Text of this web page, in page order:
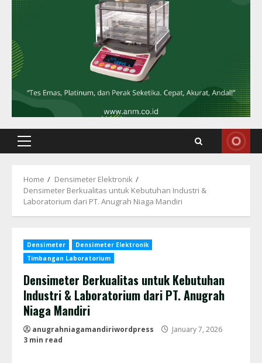
Primary
Home
Densimeter Elektronik
Densimeter Berkualitas untuk Kebutuhan Industri &
Laboratorium dari PT. Anugrah Niaga Mandiri
Densimeter
Densimeter Elektronik
Timbangan Laboratorium
Densimeter Berkualitas untuk Kebutuhan
Industri & Laboratorium dari PT. Anugrah
Niaga Mandiri
anugrahniagamandiriwordpress
January 7, 2026
3 min read